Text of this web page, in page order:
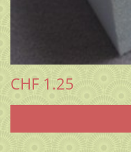
CHF 1.25